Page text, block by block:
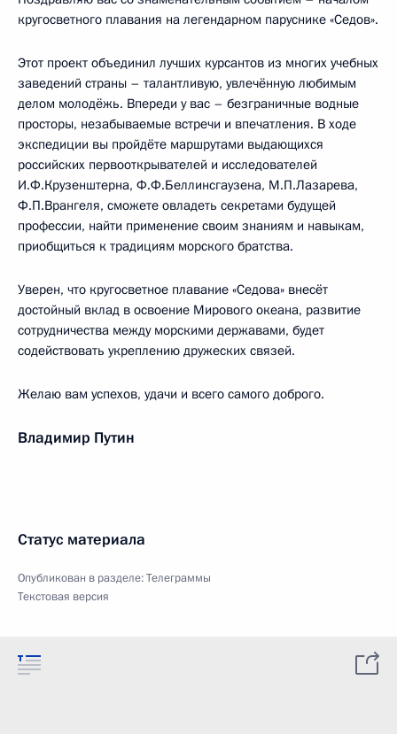
кругосветного плавания на легендарном паруснике «Седов».
Этот проект объединил лучших курсантов из многих учебных
заведений страны – талантливую, увлечённую любимым
делом молодёжь. Впереди у вас – безграничные водные
просторы, незабываемые встречи и впечатления. В ходе
экспедиции вы пройдёте маршрутами выдающихся
российских первооткрывателей и исследователей
И.Ф.Крузенштерна, Ф.Ф.Беллинсгаузена, М.П.Лазарева,
Ф.П.Врангеля, сможете овладеть секретами будущей
профессии, найти применение своим знаниям и навыкам,
приобщиться к традициям морского братства.
Уверен, что кругосветное плавание «Седова» внесёт
достойный вклад в освоение Мирового океана, развитие
сотрудничества между морскими державами, будет
содействовать укреплению дружеских связей.
Желаю вам успехов, удачи и всего самого доброго.
Владимир Путин
Статус материала
Опубликован в разделе:Телеграммы
Текстовая версия